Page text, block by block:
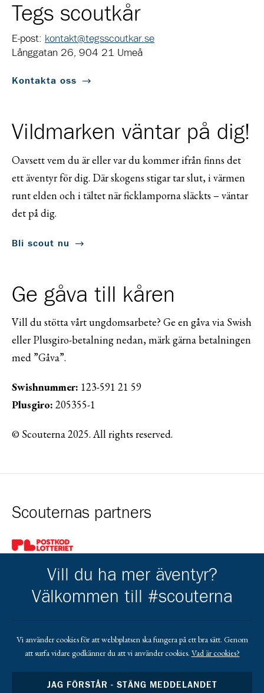
Tegs scoutkår
E-post: kontakt@tegsscoutkar.se
Långgatan 26, 904 21 Umeå
Kontakta oss
Vildmarken väntar på dig!
Oavsett vem du är eller var du kommer ifrån finns det
ett äventyr för dig. Där skogens stigar tar slut, i värmen
runt elden och i tältet när ficklamporna släckts – väntar
det på dig.
Bli scout nu
Ge gåva till kåren
Vill du stötta vårt ungdomsarbete? Ge en gåva via Swish
eller Plusgiro-betalning nedan, märk gärna betalningen
med ”Gåva”.
Swishnummer: 123-591 21 59
Plusgiro: 205355-1
© Scouterna 2025. All rights reserved.
Scouternas partners
Gå till pl_50
Kårens partners
Gå till https://www.mera.se/Gå till https://www.lansforsakringar.se/
Gå till https://
Vill du ha mer äventyr?
Välkommen till #scouterna
Vi använder cookies för att webbplatsen ska fungera på ett bra sätt. Genom
att surfa vidare godkänner du att vi använder cookies. Vad är cookies?
JAG FÖRSTÅR - STÄNG MEDDELANDET